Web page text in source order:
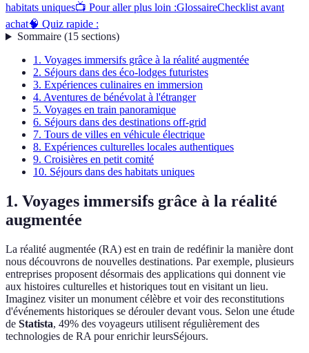
habitats uniques📺 Pour aller plus loin :GlossaireChecklist avant
achat🧠 Quiz rapide :
Sommaire(15 sections)
1. Voyages immersifs grâce à la réalité augmentée
2. Séjours dans des éco-lodges futuristes
3. Expériences culinaires en immersion
4. Aventures de bénévolat à l'étranger
5. Voyages en train panoramique
6. Séjours dans des destinations off-grid
7. Tours de villes en véhicule électrique
8. Expériences culturelles locales authentiques
9. Croisières en petit comité
10. Séjours dans des habitats uniques
1. Voyages immersifs grâce à la réalité
augmentée
La réalité augmentée (RA) est en train de redéfinir la manière dont
nous découvrons de nouvelles destinations. Par exemple, plusieurs
entreprises proposent désormais des applications qui donnent vie
aux histoires culturelles et historiques tout en visitant un lieu.
Imaginez visiter un monument célèbre et voir des reconstitutions
d'événements historiques se dérouler devant vous. Selon une étude
de Statista, 49% des voyageurs utilisent régulièrement des
technologies de RA pour enrichir leursSéjours.